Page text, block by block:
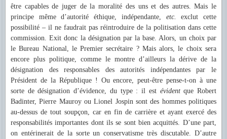
être capables de juger de la moralité des uns et des autres. Mais le
principe même d’autorité éthique, indépendante, etc.
exclut cette
possibilité – il ne faudrait pas réintroduire de la politisation dans cette
commission. Exit donc la désignation par la base. Alors, un choix par
le Bureau National, le Premier secrétaire ? Mais alors, le choix sera
encore plus politique, comme le montre d’ailleurs la dérive de la
désignation des responsables des autorités indépendantes par le
Président de la République ! Ou encore, peut-être pense-t-on à une
sorte de désignation d’évidence, du type : il est évidentque Robert
Badinter, Pierre Mauroy ou Lionel Jospin sont des hommes politiques
au-dessus de tout soupçon, car en fin de carrière et ayant exercé des
responsabilités importantes dont ils se sont bien acquittés. D’une part,
on entérinerait de la sorte un conservatisme très discutable. D’autre